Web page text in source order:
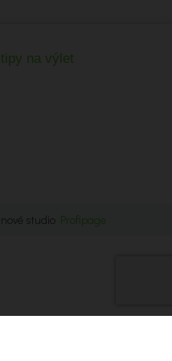
studio Profipage